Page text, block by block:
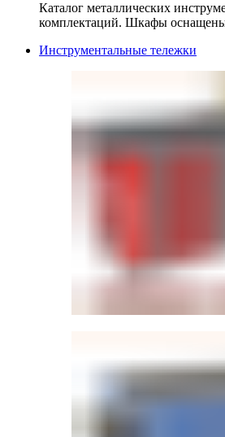
Каталог металлических
комплектаций. Шкафы
Инструментальные тележки